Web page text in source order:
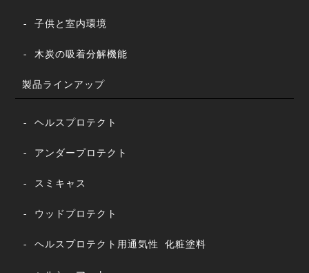
- 子供と室内環境
- 木炭の吸着分解機能
製品ラインアップ
- ヘルスプロテクト
- アンダープロテクト
- スミキャス
- ウッドプロテクト
- ヘルスプロテクト用通気性 化粧塗料